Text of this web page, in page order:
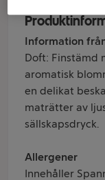
Information
Doft: Finstämd
aromatisk
en delikat
maträtter av
sällskapsdryck.
Allergener
Innehåller